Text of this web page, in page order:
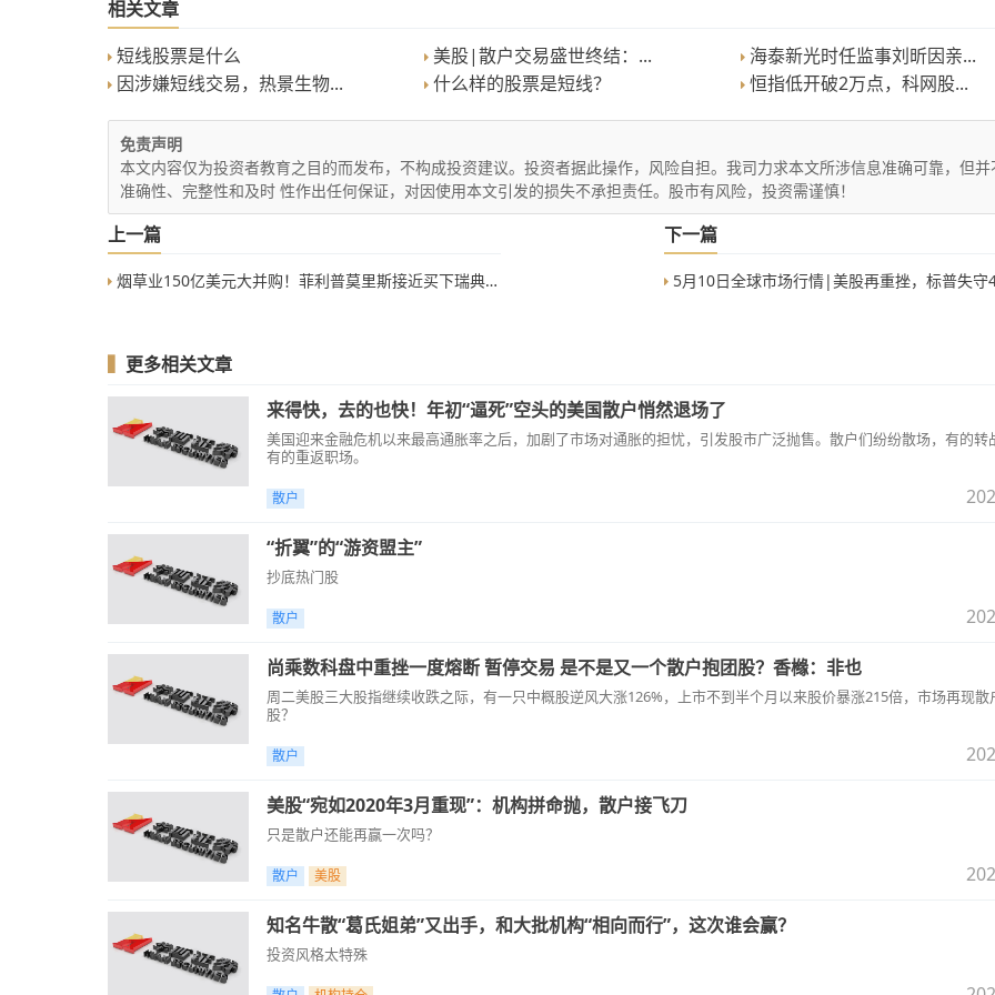
相关文章
短线股票是什么
美股|散户交易盛世终结：...
海泰新光时任监事刘昕因亲...
因涉嫌短线交易，热景生物...
什么样的股票是短线？ 恒指低开破2万点，科网股...
免责声明
本文内容仅为投资者教育之目的而发布，不构成投资建议。投资者据此操作，风险自担。我司力求本文所涉信息准确可靠，但并
准确性、完整性和及时 性作出任何保证，对因使用本文引发的损失不承担责任。股市有风险，投资需谨慎！
上一篇
烟草业150亿美元大并购！菲利普莫里斯接近买下瑞典火柴
下一篇
5月10日全球市场行情|美股再重挫，标普失守4000点心理关口，大宗商品多大跌
更多相关文章
来得快，去的也快！年初“逼死”空头的美国散户悄然退场了
美国迎来金融危机以来最高通胀率之后，加剧了市场对通胀的担忧，引发股市广泛抛售。散户们纷纷散场，有的转
有的重返职场。
散户
“折翼”的“游资盟主”
抄底热门股
散户
尚乘数科盘中重挫一度熔断 暂停交易 是不是又一个散户抱团股？香橼：非也
周二美股三大股指继续收跌之际，有一只中概股逆风大涨126%，上市不到半个月以来股价暴涨215倍，市场再现散
股？
散户
美股“宛如2020年3月重现”：机构拼命抛，散户接飞刀
只是散户还能再赢一次吗？
散户 美股
知名牛散“葛氏姐弟”又出手，和大批机构“相向而行”，这次谁会赢？
投资风格太特殊